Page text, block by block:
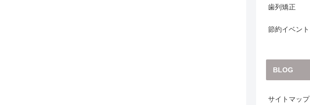
歯列矯正
節約イベント
BLOG
サイトマップ